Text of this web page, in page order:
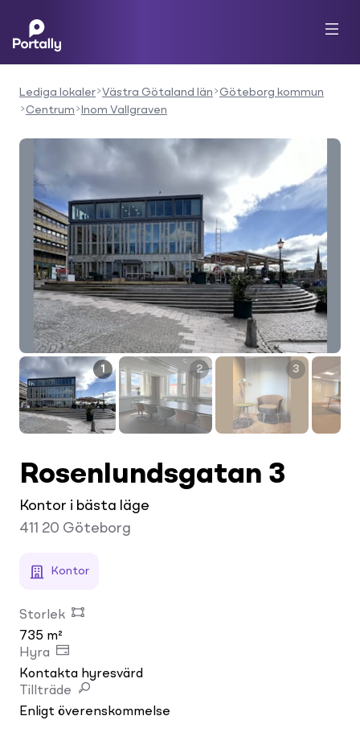
Lediga lokaler Västra Götaland län
Göteborg kommun
Centrum
Inom Vallgraven
1 2 3
Rosenlundsgatan 3
Kontor i bästa läge
411 20 Göteborg
Kontor
Storlek
735 m²
Hyra
Kontakta hyresvärd
Tillträde
Enligt överenskommelse